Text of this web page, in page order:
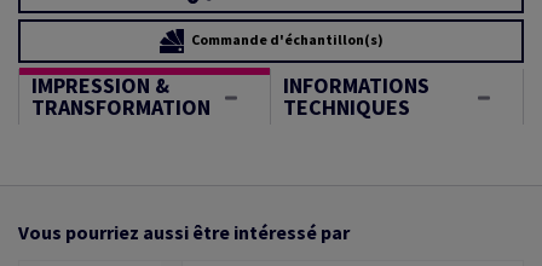
Commande d'échantillon(s)
IMPRESSION &
TRANSFORMATION
INFORMATIONS
TECHNIQUES
Vous pourriez aussi être intéressé par